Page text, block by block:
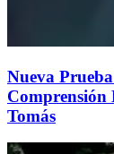
Nueva
Comprensión
Tomás